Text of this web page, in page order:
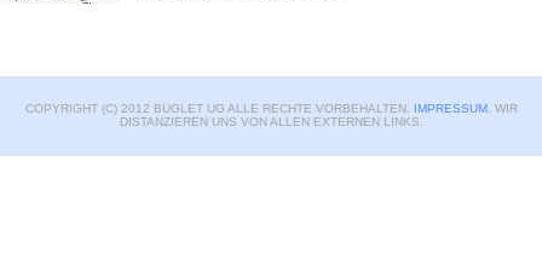
COPYRIGHT (C) 2012 BUGLET UG ALLE RECHTE VORBEHALTEN. IMPRESSUM. WIR
DISTANZIEREN UNS VON ALLEN EXTERNEN LINKS.